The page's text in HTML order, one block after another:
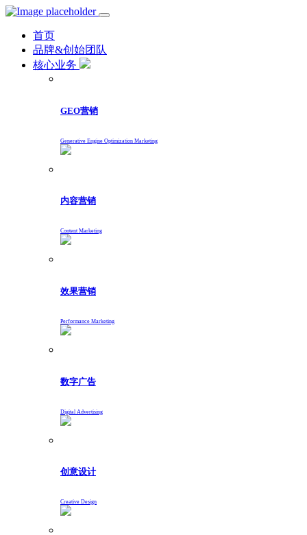
首页
品牌&创始团队
核心业务
GEO营销
Generative Engine Optimization Marketing
内容营销
Content Marketing
效果营销
Performance Marketing
数字广告
Digital Advertising
创意设计
Creative Design